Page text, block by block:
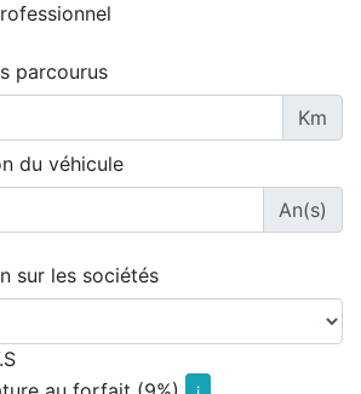
parcourus
Km
du véhicule
An(s)
sur les sociétés